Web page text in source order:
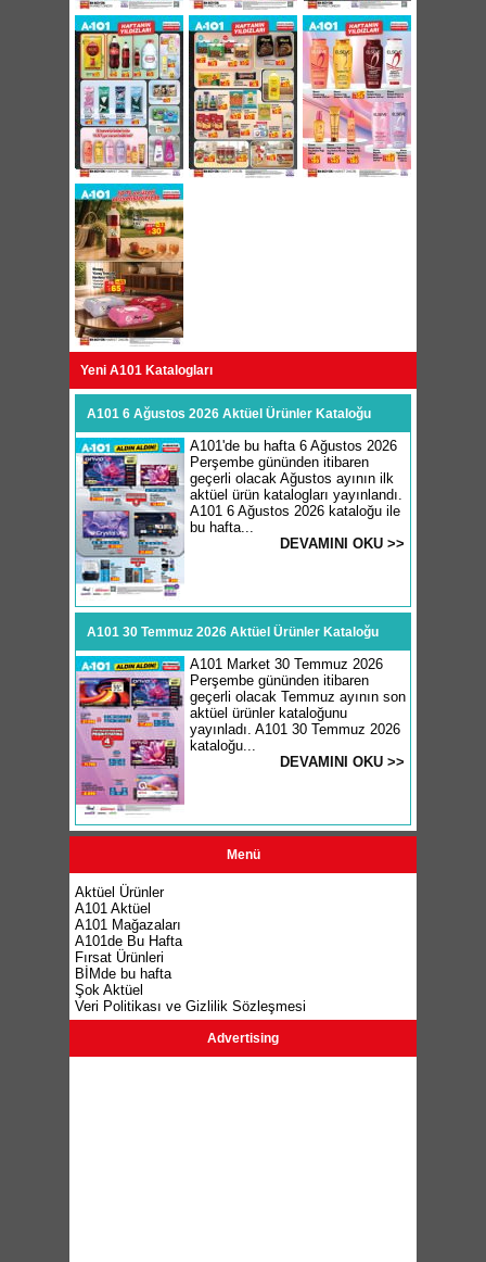
Yeni A101 Katalogları
A101 6 Ağustos 2026 Aktüel Ürünler Kataloğu
A101'de bu hafta 6 Ağustos 2026
Perşembe gününden itibaren
geçerli olacak Ağustos ayının ilk
aktüel ürün katalogları yayınlandı.
A101 6 Ağustos 2026 kataloğu ile
bu hafta...
DEVAMINI OKU >>
A101 30 Temmuz 2026 Aktüel Ürünler Kataloğu
A101 Market 30 Temmuz 2026
Perşembe gününden itibaren
geçerli olacak Temmuz ayının son
aktüel ürünler kataloğunu
yayınladı. A101 30 Temmuz 2026
kataloğu...
DEVAMINI OKU >>
Menü
Aktüel Ürünler
A101 Aktüel
A101 Mağazaları
A101de Bu Hafta
Fırsat Ürünleri
BİMde bu hafta
Şok Aktüel
Veri Politikası ve Gizlilik Sözleşmesi
Advertising